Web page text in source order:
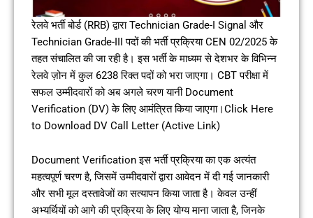
रेलवे भर्ती बोर्ड (RRB) द्वारा Technician Grade-I Signal और
Technician Grade-III पदों की भर्ती प्रक्रिया CEN 02/2025 के
तहत संचालित की जा रही है। इस भर्ती के माध्यम से देशभर के विभिन्न
रेलवे ज़ोन में कुल 6238 रिक्त पदों को भरा जाएगा। CBT परीक्षा में
सफल उम्मीदवारों को अब अगले चरण यानी Document
Verification (DV) के लिए आमंत्रित किया जाएगा।Click Here
to Download DV Call Letter (Active Link)
Document Verification इस भर्ती प्रक्रिया का एक अत्यंत
महत्वपूर्ण चरण है, जिसमें उम्मीदवारों द्वारा आवेदन में दी गई जानकारी
और सभी मूल दस्तावेजों का सत्यापन किया जाता है। केवल उन्हीं
अभ्यर्थियों को आगे की प्रक्रिया के लिए योग्य माना जाता है, जिनके